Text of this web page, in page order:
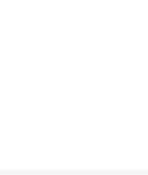
的理解区域内产业
合当地实际的产业
调研访谈方案，能
提取编制规划所需
业发展规划的编制
业规划编制的通
暖器从单一供暖工
行业研究报告主
、取暖器市场供需
取暖器主要企业经
来发展做出科学的
究经验，总结出
资讯管理及营运系
创业板上市融资
，做大做强，成为
上市可以考虑在
个证券交易市场，
施过程均有所不
业企业在国内创
业。该行业产品矩
机等单一功能型硬
监测、AI健康手
早教机等场景化解
与新生代育儿理
是满足基础喂养